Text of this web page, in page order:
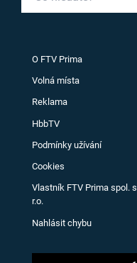
O FTV Prima
Volná místa
Reklama
HbbTV
Podmínky užívání
Cookies
Vlastník FTV Prima spol. s
r.o.
Nahlásit chybu